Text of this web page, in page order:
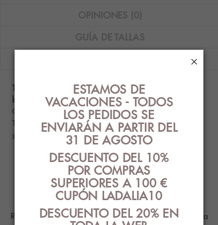
OPINIONES (0)
GUÍA DE TALLAS
Top bikini Gisela balconette con aros y braguita
bikini con encaje en color negro.
Composición: 85% poliamida - 15% elastano.
Tallas disponibles: 90B - 95B.La relación de talla
sujetador/braguita es: 90/M - 95/L.
PRODUCTOS
RELACIONADOS
Ropa Interior con el mejor diseño y estilo para
ESTAMOS DE
VACACIONES - TODOS
LOS PEDIDOS SE
ENVIARÁN A PARTIR DEL
31 DE AGOSTO
DESCUENTO DEL 10%
POR COMPRAS
SUPERIORES A 100 €
CUPÓN LADALIA10
DESCUENTO DEL 20% EN
×